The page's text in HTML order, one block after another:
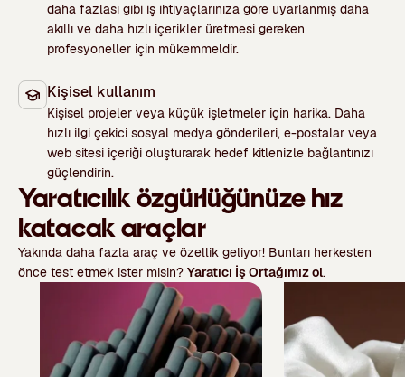
daha fazlası gibi iş ihtiyaçlarınıza göre uyarlanmış daha
akıllı ve daha hızlı içerikler üretmesi gereken
profesyoneller için mükemmeldir.
Kişisel kullanım
Kişisel projeler veya küçük işletmeler için harika. Daha
hızlı ilgi çekici sosyal medya gönderileri, e-postalar veya
web sitesi içeriği oluşturarak hedef kitlenizle bağlantınızı
güçlendirin.
Yaratıcılık özgürlüğünüze hız
katacak araçlar
Yakında daha fazla araç ve özellik geliyor! Bunları herkesten
önce test etmek ister misin? Yaratıcı İş Ortağımız ol.